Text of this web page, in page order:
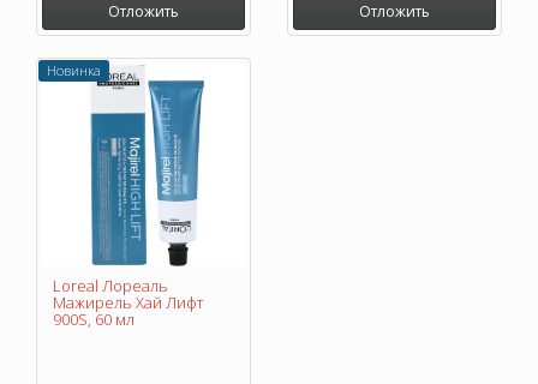
Отложить Отложить
Новинка
Loreal Лореаль
Мажирель Хай Лифт
900S, 60 мл